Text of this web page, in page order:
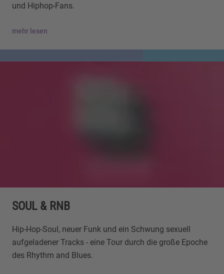
und Hiphop-Fans.
mehr lesen
SOUL & RNB
Hip-Hop-Soul, neuer Funk und ein Schwung sexuell
aufgeladener Tracks - eine Tour durch die große Epoche
des Rhythm and Blues.